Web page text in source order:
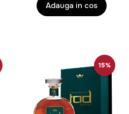
Adauga in cos
15%